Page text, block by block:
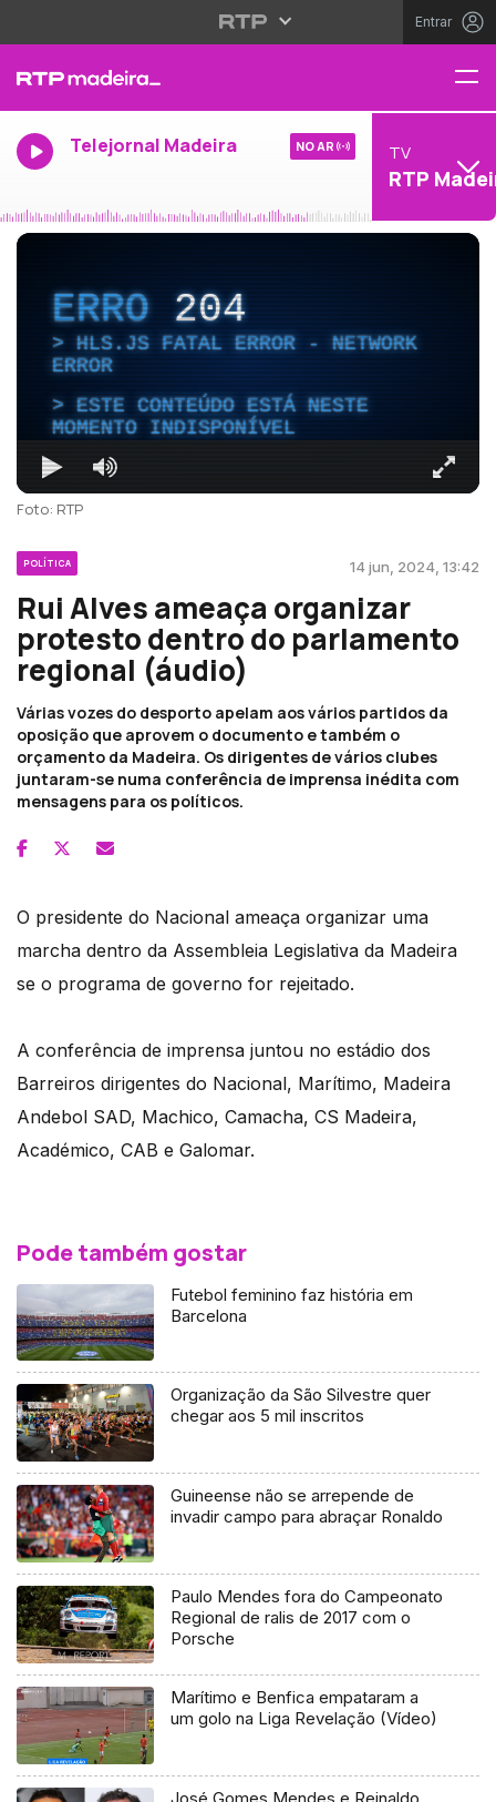
Entrar
Telejornal Madeira NO AR TV
RTP
ERRO204
HLS.JS FATAL ERROR - NETWORK
ERROR
ESTE CONTEÚDO ESTÁ NESTE
MOMENTO INDISPONÍVEL
Foto: RTP
POLÍTICA 14 jun, 2024, 13:42
Rui Alves ameaça organizar
protesto dentro do parlamento
regional (áudio)
Várias vozes do desporto apelam aos vários partidos da
oposição que aprovem o documento e também o
orçamento da Madeira. Os dirigentes de vários clubes
juntaram-se numa conferência de imprensa inédita com
mensagens para os políticos.
O presidente do Nacional ameaça organizar uma
marcha dentro da Assembleia Legislativa da Madeira
se o programa de governo for rejeitado.
A conferência de imprensa juntou no estádio dos
Barreiros dirigentes do Nacional, Marítimo, Madeira
Andebol SAD, Machico, Camacha, CS Madeira,
Académico, CAB e Galomar.
Pode também gostar
Futebol feminino faz história em
Barcelona
Organização da São Silvestre quer
chegar aos 5 mil inscritos
Guineense não se arrepende de
invadir campo para abraçar Ronaldo
Paulo Mendes fora do Campeonato
Regional de ralis de 2017 com o
Porsche
Marítimo e Benfica empataram a
um golo na Liga Revelação (Vídeo)